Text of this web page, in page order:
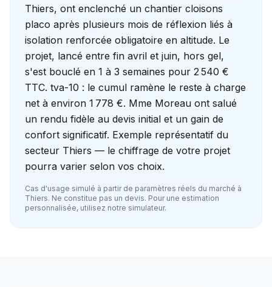
Thiers, ont enclenché un chantier cloisons
placo après plusieurs mois de réflexion liés à
isolation renforcée obligatoire en altitude. Le
projet, lancé entre fin avril et juin, hors gel,
s'est bouclé en 1 à 3 semaines pour 2 540 €
TTC. tva-10 : le cumul ramène le reste à charge
net à environ 1 778 €. Mme Moreau ont salué
un rendu fidèle au devis initial et un gain de
confort significatif. Exemple représentatif du
secteur Thiers — le chiffrage de votre projet
pourra varier selon vos choix.
Cas d'usage simulé à partir de paramètres réels du marché à
Thiers. Ne constitue pas un devis. Pour une estimation
personnalisée, utilisez notre simulateur.